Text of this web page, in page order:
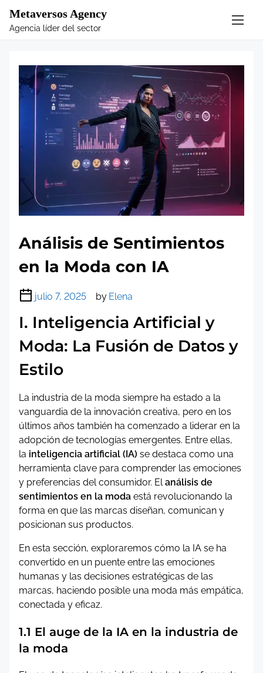
Metaversos Agency
Agencia líder del sector
Análisis de Sentimientos
en la Moda con IA
julio 7, 2025 by Elena
I. Inteligencia Artificial y
Moda: La Fusión de Datos y
Estilo
La industria de la moda siempre ha estado a la
vanguardia de la innovación creativa, pero en los
últimos años también ha comenzado a liderar en la
adopción de tecnologías emergentes. Entre ellas,
la inteligencia artificial (IA) se destaca como una
herramienta clave para comprender las emociones
y preferencias del consumidor. Elanálisis de
sentimientos en la moda está revolucionando la
forma en que las marcas diseñan, comunican y
posicionan sus productos.
En esta sección, exploraremos cómo la IA se ha
convertido en un puente entre las emociones
humanas y las decisiones estratégicas de las
marcas, haciendo posible una moda más empática,
conectada y eficaz.
1.1 El auge de la IA en la industria de
la moda